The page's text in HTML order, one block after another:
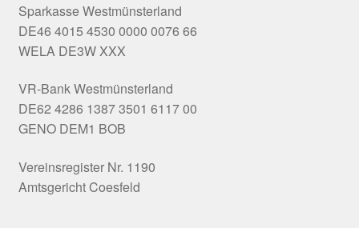
Sparkasse Westmünsterland
DE46 4015 4530 0000 0076 66
WELA DE3W XXX
VR-Bank Westmünsterland
DE62 4286 1387 3501 6117 00
GENO DEM1 BOB
Vereinsregister Nr. 1190
Amtsgericht Coesfeld